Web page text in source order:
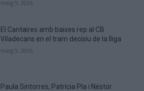
maig 9, 2026
El Cantaires amb baixes rep al CB
Viladecans en el tram decisiu de la lliga
maig 9, 2026
Paula Sintorres, Patrícia Pla i Néstor